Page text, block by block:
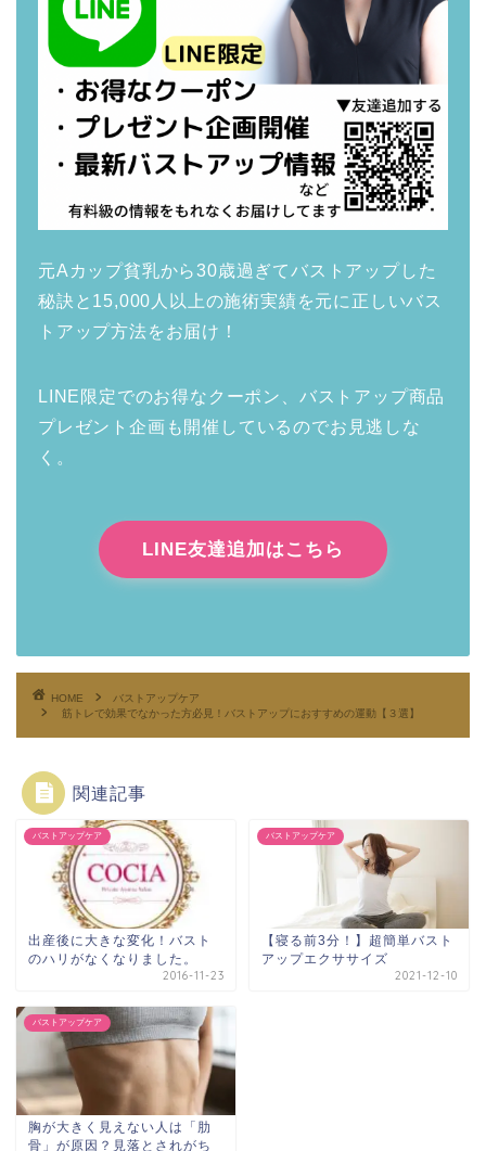
元Aカップ貧乳から30歳過ぎてバストアップした
秘訣と15,000人以上の施術実績を元に正しいバス
トアップ方法をお届け！
LINE限定でのお得なクーポン、バストアップ商品
プレゼント企画も開催しているのでお見逃しな
く。
LINE友達追加はこちら
HOME
バストアップケア
筋トレで効果でなかった方必見！バストアップにおすすめの運動【３選】
関連記事
バストアップケア
出産後に大きな変化！バスト
のハリがなくなりました。
2016-11-23
バストアップケア
【寝る前3分！】超簡単バスト
アップエクササイズ
2021-12-10
バストアップケア
胸が大きく見えない人は「肋
骨」が原因？見落とされがち